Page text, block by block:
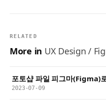
RELATED
More in UX Design /
포토샵 파일 피그마(Figma)
2023-07-09